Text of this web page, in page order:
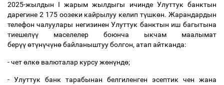
2025-жылдын I жарым жылдыгы ичинде Улуттук банктын
дарегине 2 175 оозеки кайрылуу келип түшкөн. Жарандардын
телефон чалуулары негизинен Улуттук банктын иш багытына
тиешелүү маселелер боюнча ыкчам маалымат
берүүөтүнүчүнөбайланыштуу болгон, атап айтканда:
- четөлкө валюталар курсу жөнүндө;
- Улуттук банк тарабынан белгиленген эсептик чен жана